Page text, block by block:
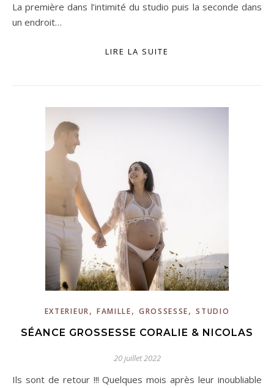
La première dans l’intimité du studio puis la seconde dans
un endroit…
LIRE LA SUITE
EXTERIEUR, FAMILLE, GROSSESSE,STUDIO
SÉANCE GROSSESSE CORALIE & NICOLAS
20 juillet 2022
Ils sont de retour !!! Quelques mois après leur inoubliable